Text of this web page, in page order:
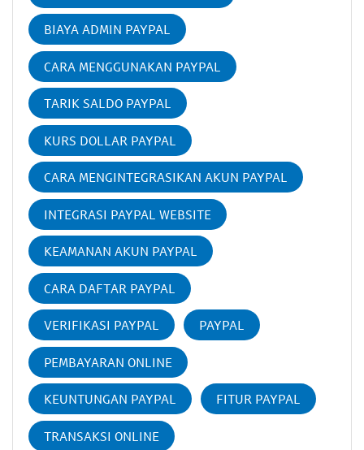
BIAYA ADMIN PAYPAL
CARA MENGGUNAKAN PAYPAL
TARIK SALDO PAYPAL
KURS DOLLAR PAYPAL
CARA MENGINTEGRASIKAN AKUN PAYPAL
INTEGRASI PAYPAL WEBSITE
KEAMANAN AKUN PAYPAL
CARA DAFTAR PAYPAL
VERIFIKASI PAYPAL PAYPAL
PEMBAYARAN ONLINE
KEUNTUNGAN PAYPAL FITUR PAYPAL
TRANSAKSI ONLINE